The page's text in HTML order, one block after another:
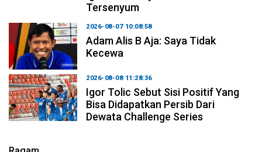
Tersenyum
2026-08-07 10:08:58
Adam Alis B Aja: Saya Tidak
Kecewa
2026-08-08 11:28:36
Igor Tolic Sebut Sisi Positif Yang
Bisa Didapatkan Persib Dari
Dewata Challenge Series